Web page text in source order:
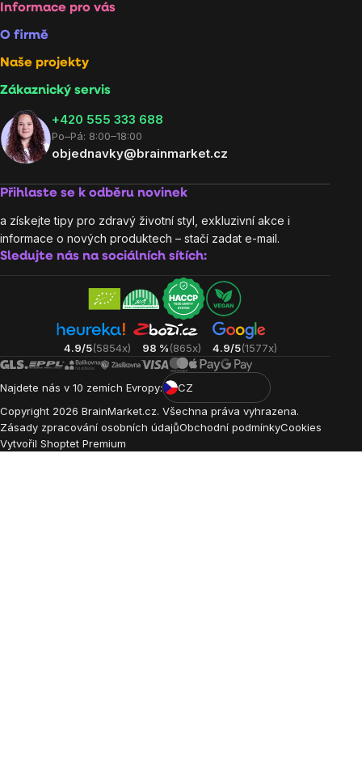
Informace pro vás
O firmě
Naše projekty
Zákaznický servis
‭+420 555 333 688
Po–Pá: 8:00–18:00
objednavky@brainmarket.cz
Přihlaste se k odběru novinek
a získejte tipy pro zdravý životní styl, exkluzivní akce i
informace o nových produktech – stačí zadat e-mail.
Sledujte nás na sociálních sítích:
4.9/5(5854x) 98 %(865x) 4.9/5(1577x)
Najdete nás v 10 zemích Evropy:
CZ
Copyright 2026 BrainMarket.cz. Všechna práva vyhrazena.
Zásady zpracování osobních údajůObchodní podmínkyCookies
Vytvořil Shoptet Premium